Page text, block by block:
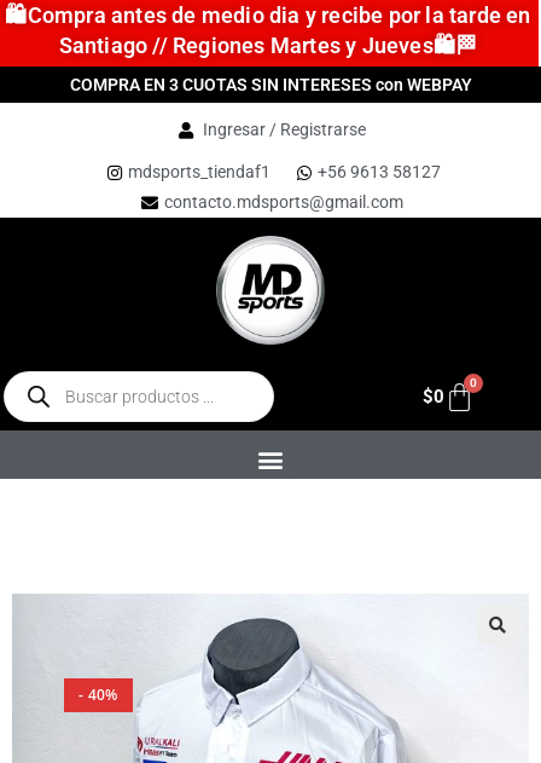
🛍️Compra antes de medio dia y recibe por la tarde en
Santiago // Regiones Martes y Jueves🛍️🏁
COMPRA EN 3 CUOTAS SIN INTERESES con WEBPAY
Ingresar / Registrarse
mdsports_tiendaf1
+56 9613 58127
contacto.mdsports@gmail.com
$0
- 40%